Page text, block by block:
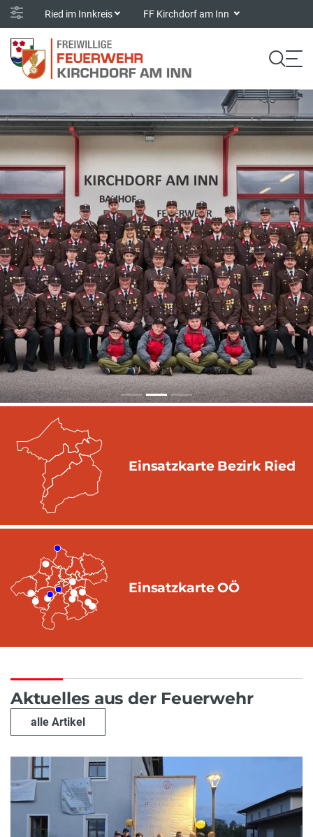
Ried im Innkreis FF Kirchdorf am Inn
Einsatzkarte Bezirk Ried
Einsatzkarte OÖ
Aktuelles aus der Feuerwehr
alle Artikel